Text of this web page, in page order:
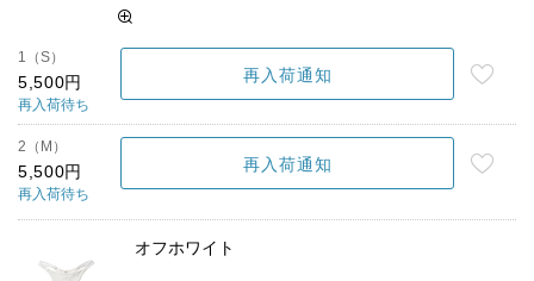
1（S）
5,500円
再入荷待ち
再入荷通知
2（M）
5,500円
再入荷待ち
再入荷通知
オフホワイト